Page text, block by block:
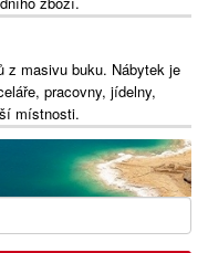
z masivu buku. Nábytek je
pracovny, jídelny,
místnosti.